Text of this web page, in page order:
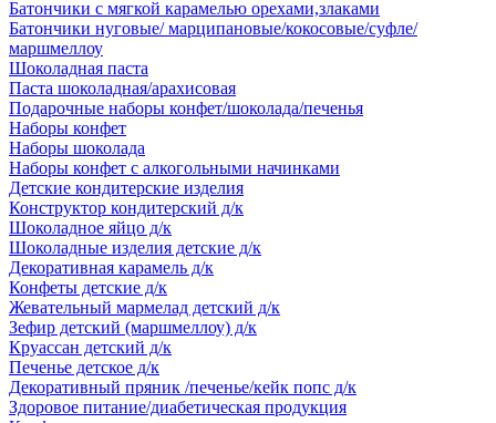
Батончики с мягкой карамелью орехами,злаками
Батончики нуговые/ марципановые/кокосовые/суфле/
маршмеллоу
Шоколадная паста
Паста шоколадная/арахисовая
Подарочные наборы конфет/шоколада/печенья
Наборы конфет
Наборы шоколада
Наборы конфет с алкогольными начинками
Детские кондитерские изделия
Конструктор кондитерский д/к
Шоколадное яйцо д/к
Шоколадные изделия детские д/к
Декоративная карамель д/к
Конфеты детские д/к
Жевательный мармелад детский д/к
Зефир детский (маршмеллоу) д/к
Круассан детский д/к
Печенье детское д/к
Декоративный пряник /печенье/кейк попс д/к
Здоровое питание/диабетическая продукция